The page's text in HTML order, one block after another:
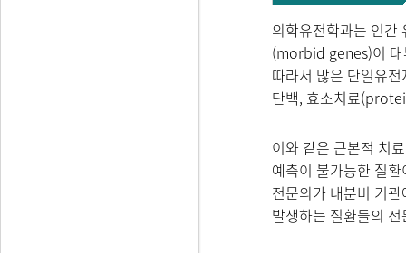
의학유전학과는 인간
(morbid genes)이 대
따라서 많은 단일유
단백, 효소치료
이와 같은 근본적 치
예측이 불가능한 질
전문의가 내분비 기
발생하는 질환들의